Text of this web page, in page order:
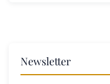
Newsletter